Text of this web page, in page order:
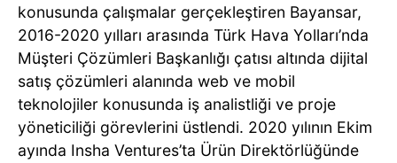
konusunda çalışmalar gerçekleştiren Bayansar,
2016-2020 yılları arasında Türk Hava Yolları’nda
Müşteri Çözümleri Başkanlığı çatısı altında dijital
satış çözümleri alanında web ve mobil
teknolojiler konusunda iş analistliği ve proje
yöneticiliği görevlerini üstlendi. 2020 yılının Ekim
ayında Insha Ventures’ta Ürün Direktörlüğünde